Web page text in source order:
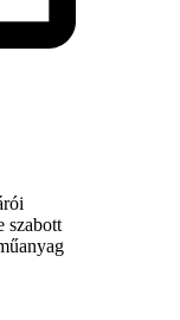
szabott